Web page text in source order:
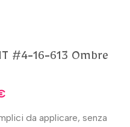
#4-16-613 Ombre
da applicare, senza